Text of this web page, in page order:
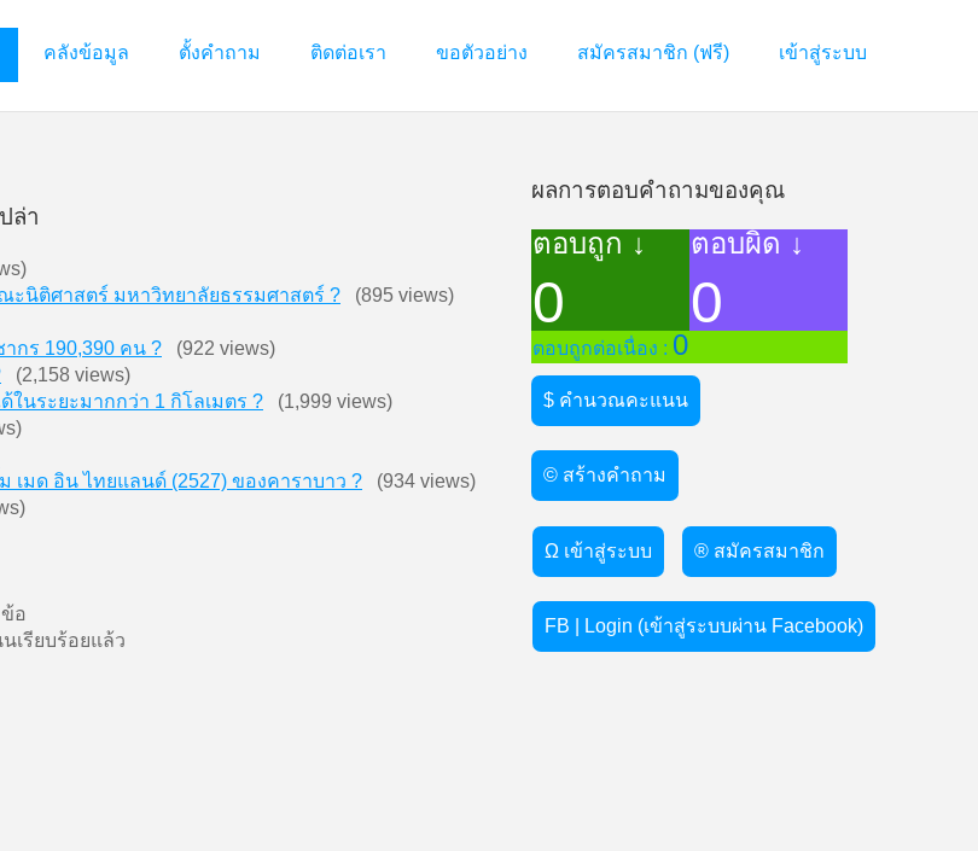
คลังข้อมูล ตั้งคำถาม ติดต่อเรา ขอตัวอย่าง สมัครสมาชิก (ฟรี) เข้าสู่ระบบ
ล่า
นิติศาสตร์ มหาวิทยาลัยธรรมศาสตร์ ? (895 views)
กร 190,390 คน ? (922 views)
(2,158 views)
ในระยะมากกว่า 1 กิโลเมตร ? (1,999 views)
มด อิน ไทยแลนด์ (2527) ของคาราบาว ? (934 views)
อ
เรียบร้อยแล้ว
ผลการตอบคำถามของคุณ
ตอบถูก ↓ ตอบผิด ↓
0 0
ตอบถูกต่อเนื่อง : 0
$ คำนวณคะแนน
© สร้างคำถาม
Ω เข้าสู่ระบบ ® สมัครสมาชิก
FB | Login (เข้าสู่ระบบผ่าน Facebook)